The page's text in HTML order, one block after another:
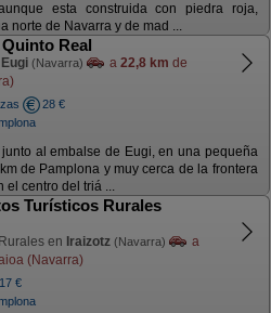
esta construida con piedra roja,
norte de Navarra y de mad ...
Real
Eugi (Navarra) a 22,8 km de
28 €
al embalse de Eugi, en una pequeña
de Pamplona y muy cerca de la frontera
el centro del triá ...
Turísticos Rurales
en Iraizotz (Navarra)
a
(Navarra)
17 €